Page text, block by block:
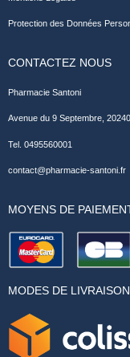
Protection des Données
CONTACTEZ NOUS
Pharmacie Santoni
Avenue du 9 Septembre,
Tel. 0495560001
contact@pharmacie-santoni.fr
MOYENS DE
MODES DE LIVRAISON